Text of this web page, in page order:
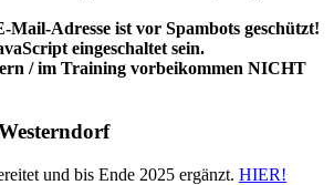
Mail-Adresse ist vor Spambots geschützt!
eingeschaltet sein.
/ im Training vorbeikommen NICHT
und bis Ende 2025 ergänzt. HIER!